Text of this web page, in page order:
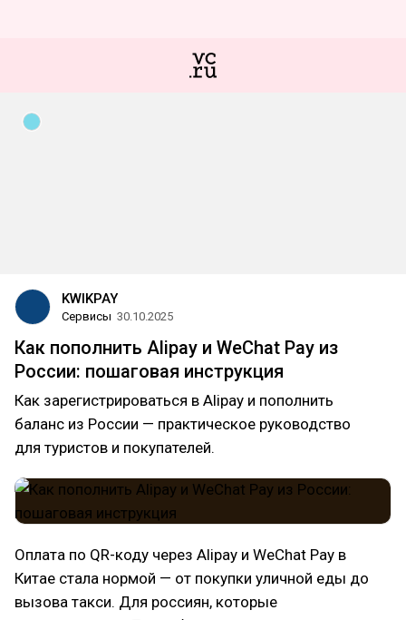
KWIKPAY
Сервисы 30.10.2025
Как пополнить Alipay и WeChat Pay из
России: пошаговая инструкция
Как зарегистрироваться в Alipay и пополнить
баланс из России — практическое руководство
для туристов и покупателей.
Оплата по QR-коду через Alipay и WeChat Pay в
Китае стала нормой — от покупки уличной еды до
вызова такси. Для россиян, которые